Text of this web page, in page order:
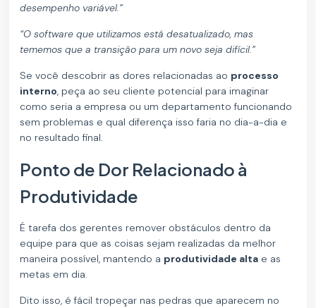
desempenho variável.”
“O software que utilizamos está desatualizado, mas
tememos que a transição para um novo seja difícil.”
Se você descobrir as dores relacionadas ao processo
interno, peça ao seu cliente potencial para imaginar
como seria a empresa ou um departamento funcionando
sem problemas e qual diferença isso faria no dia-a-dia e
no resultado final.
Ponto de Dor Relacionado à
Produtividade
É tarefa dos gerentes remover obstáculos dentro da
equipe para que as coisas sejam realizadas da melhor
maneira possível, mantendo a produtividade alta e as
metas em dia.
Dito isso, é fácil tropeçar nas pedras que aparecem no